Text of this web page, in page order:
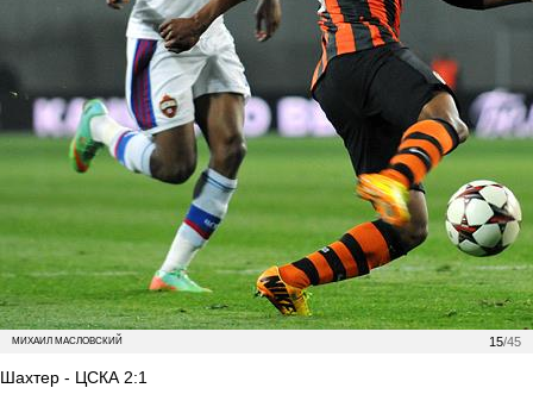
15/45
МИХАИЛ МАСЛОВСКИЙ
Шахтер - ЦСКА 2:1